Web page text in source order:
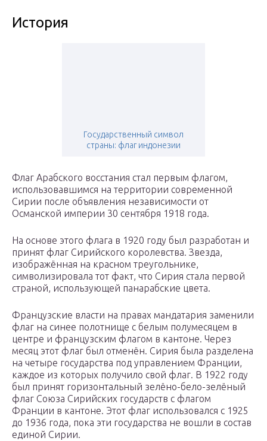
История
Государственный символ
страны: флаг индонезии
Флаг Арабского восстания стал первым флагом,
использовавшимся на территории современной
Сирии после объявления независимости от
Османской империи 30 сентября 1918 года.
На основе этого флага в 1920 году был разработан и
принят флаг Сирийского королевства. Звезда,
изображённая на красном треугольнике,
символизировала тот факт, что Сирия стала первой
страной, использующей панарабские цвета.
Французские власти на правах мандатария заменили
флаг на синее полотнище с белым полумесяцем в
центре и французским флагом в кантоне. Через
месяц этот флаг был отменён. Сирия была разделена
на четыре государства под управлением Франции,
каждое из которых получило свой флаг. В 1922 году
был принят горизонтальный зелёно-бело-зелёный
флаг Союза Сирийских государств с флагом
Франции в кантоне. Этот флаг использовался с 1925
до 1936 года, пока эти государства не вошли в состав
единой Сирии.